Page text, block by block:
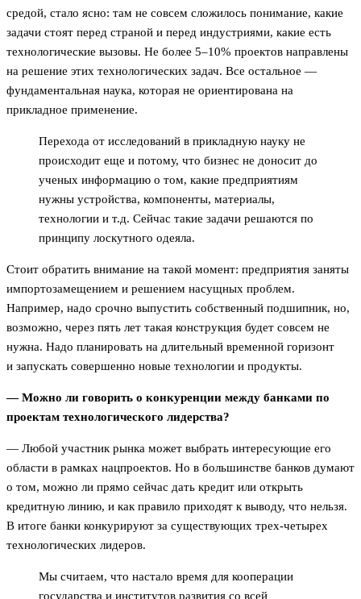
средой, стало ясно: там не совсем сложилось понимание, какие
задачи стоят перед страной и перед индустриями, какие есть
технологические вызовы. Не более 5–10% проектов направлены
на решение этих технологических задач. Все остальное —
фундаментальная наука, которая не ориентирована на
прикладное применение.
Перехода от исследований в прикладную науку не
происходит еще и потому, что бизнес не доносит до
ученых информацию о том, какие предприятиям
нужны устройства, компоненты, материалы,
технологии и т.д. Сейчас такие задачи решаются по
принципу лоскутного одеяла.
Стоит обратить внимание на такой момент: предприятия заняты
импортозамещением и решением насущных проблем.
Например, надо срочно выпустить собственный подшипник, но,
возможно, через пять лет такая конструкция будет совсем не
нужна. Надо планировать на длительный временной горизонт
и запускать совершенно новые технологии и продукты.
— Можно ли говорить о конкуренции между банками по
проектам технологического лидерства?
— Любой участник рынка может выбрать интересующие его
области в рамках нацпроектов. Но в большинстве банков думают
о том, можно ли прямо сейчас дать кредит или открыть
кредитную линию, и как правило приходят к выводу, что нельзя.
В итоге банки конкурируют за существующих трех-четырех
технологических лидеров.
Мы считаем, что настало время для кооперации
государства и институтов развития со всей